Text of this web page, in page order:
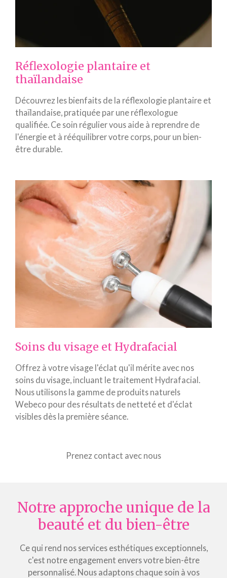
Réflexologie plantaire et
thaïlandaise
Découvrez les bienfaits de la réflexologie plantaire et
thaïlandaise, pratiquée par une réflexologue
qualifiée. Ce soin régulier vous aide à reprendre de
l'énergie et à rééquilibrer votre corps, pour un bien-
être durable.
Soins du visage et Hydrafacial
Offrez à votre visage l'éclat qu'il mérite avec nos
soins du visage, incluant le traitement Hydrafacial.
Nous utilisons la gamme de produits naturels
Webeco pour des résultats de netteté et d'éclat
visibles dès la première séance.
Prenez contact avec nous
Notre approche unique de la
beauté et du bien-être
Ce qui rend nos services esthétiques exceptionnels,
c'est notre engagement envers votre bien-être
personnalisé. Nous adaptons chaque soin à vos